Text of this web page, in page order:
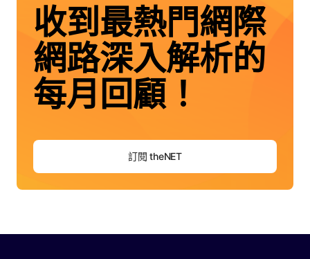
收到最熱門網際
網路深入解析的
每月回顧！
訂閱 theNET